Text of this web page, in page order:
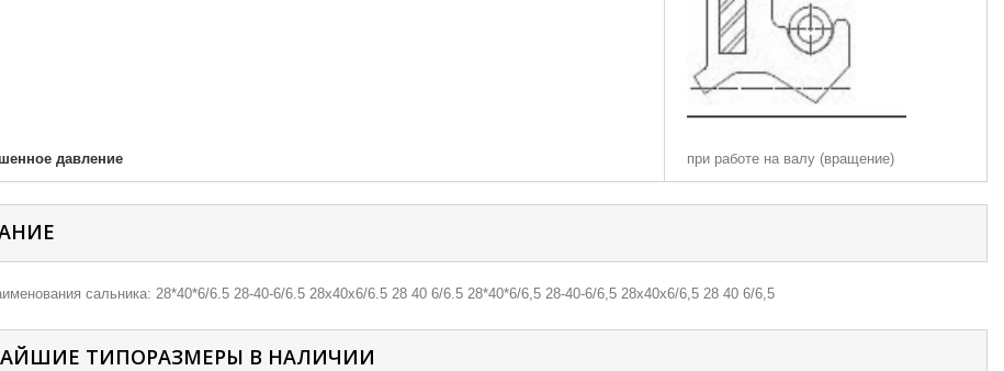
давление при работе на валу (вращение)
сальника: 28*40*6/6.5 28-40-6/6.5 28х40х6/6.5 28 40 6/6.5 28*40*6/6,5 28-40-6/6,5 28х40х6/6,5 28 40 6/6,5
ТИПОРАЗМЕРЫ В НАЛИЧИИ